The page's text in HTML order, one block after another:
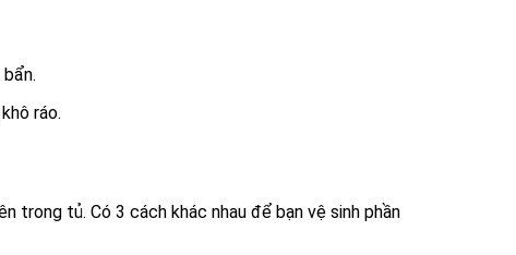
ráo.
trong tủ. Có 3 cách khác nhau để bạn vệ sinh phần